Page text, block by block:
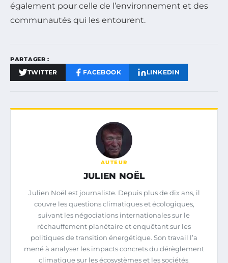
également pour celle de l’environnement et des
communautés qui les entourent.
PARTAGER :
TWITTER FACEBOOK LINKEDIN
AUTEUR
JULIEN NOËL
Julien Noël est journaliste. Depuis plus de dix ans, il
couvre les questions climatiques et écologiques,
suivant les négociations internationales sur le
réchauffement planétaire et enquêtant sur les
politiques de transition énergétique. Son travail l’a
mené à analyser les impacts concrets du dérèglement
climatique sur les écosystèmes et les sociétés.